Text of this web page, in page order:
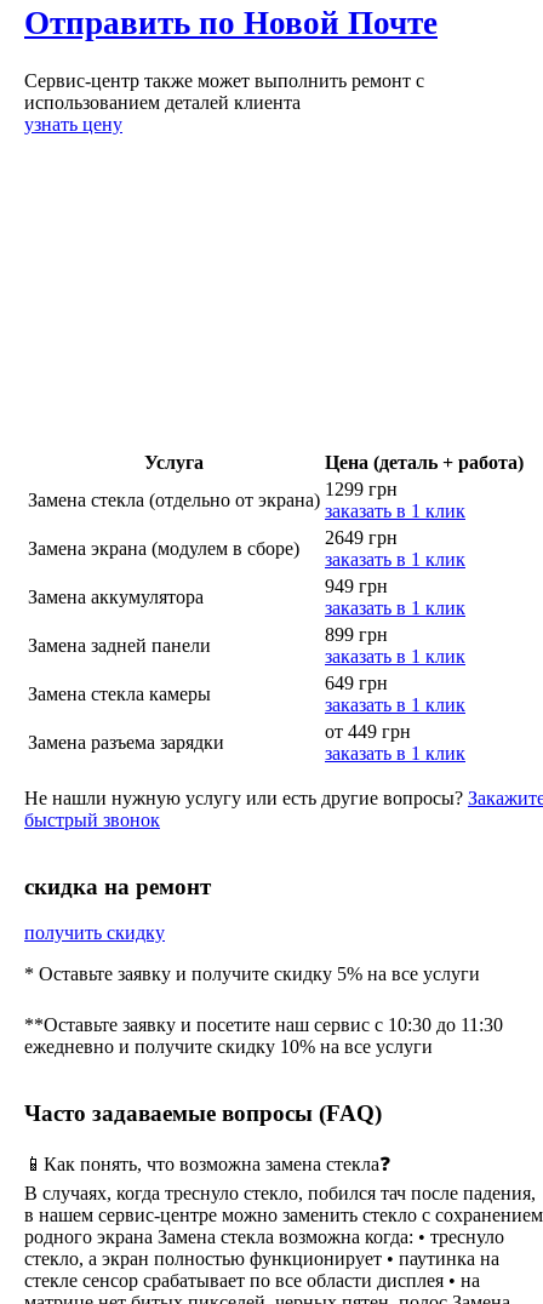
Отправить по Новой Почте
Сервис-центр также может выполнить ремонт с
использованием деталей клиента
узнать цену
Услуга
Цена (деталь + работа)
Замена стекла (отдельно от экрана)
1299 грн
заказать в 1 клик
Замена экрана (модулем в сборе)
2649 грн
заказать в 1 клик
Замена аккумулятора
949 грн
заказать в 1 клик
Замена задней панели
899 грн
заказать в 1 клик
Замена стекла камеры
649 грн
заказать в 1 клик
Замена разъема зарядки
от 449 грн
заказать в 1 клик
Не нашли нужную услугу или есть другие вопросы?
быстрый звонок
cкидка на ремонт
получить скидку
* Оставьте заявку и получите скидку 5% на все услуги
**Оставьте заявку и посетите наш сервис с 10:30 до 11:30
ежедневно и получите скидку 10% на все услуги
Часто задаваемые вопросы (FAQ)
📱Как понять, что возможна замена стекла❓
В случаях, когда треснуло стекло, побился тач после падения,
в нашем сервис-центре можно заменить стекло с сохранением
родного экрана Замена стекла возможна когда: • треснуло
стекло, а экран полностью функционирует • паутинка на
стекле сенсор срабатывает по все области дисплея • на